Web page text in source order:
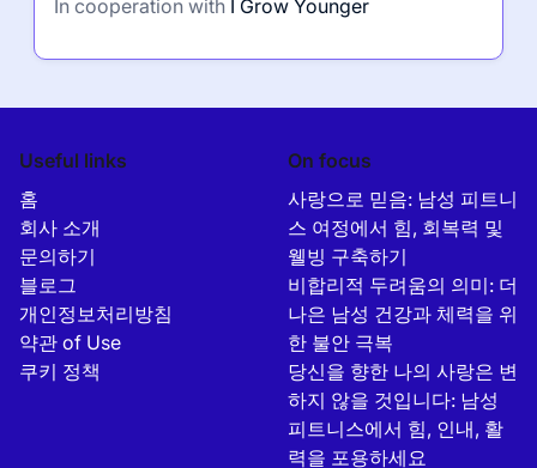
In cooperation with I Grow Younger
Useful links
홈
회사 소개
문의하기
블로그
개인정보처리방침
약관 of Use
쿠키 정책
On focus
사랑으로 믿음: 남성 피트니
스 여정에서 힘, 회복력 및
웰빙 구축하기
비합리적 두려움의 의미: 더
나은 남성 건강과 체력을 위
한 불안 극복
당신을 향한 나의 사랑은 변
하지 않을 것입니다: 남성
피트니스에서 힘, 인내, 활
력을 포용하세요